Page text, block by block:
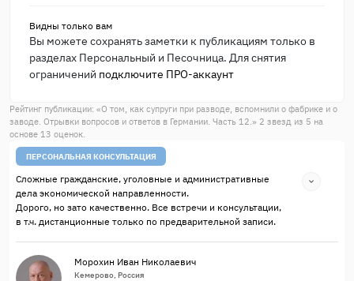
Видны только вам
Вы можете сохранять заметки к публикациям только в
разделах Персональный и Песочница. Для снятия
ограничений подключите ПРО-аккаунт
Рейтинг публикации: «О том, как супруги при разводе, вспомнили о фабрике и о
заводе. Отрывки вопросов и ответов в Германии. Часть 12.» 2 звезд из 5 на
основе 13 оценок.
ПЕРСОНАЛЬНАЯ КОНСУЛЬТАЦИЯ
Сложные гражданские, уголовные и административные
дела экономической направленности.
Дорого, но зато качественно. Все встречи и консультации,
в т.ч. дистанционные только по предварительной записи.
Морохин Иван Николаевич
Кемерово, Россия